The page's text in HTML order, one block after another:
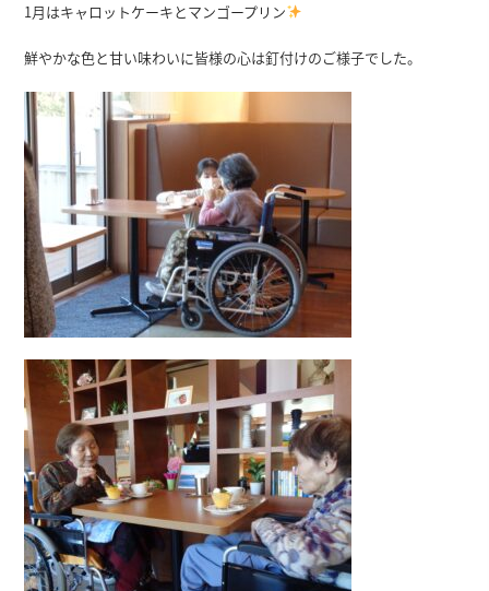
1月はキャロットケーキとマンゴープリン
鮮やかな色と甘い味わいに皆様の心は釘付けのご様子でした。